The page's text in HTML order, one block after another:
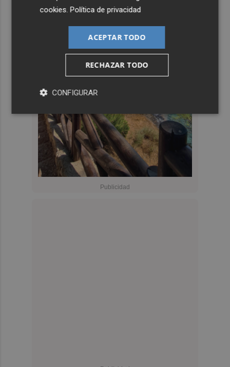
cookies .Política de privacidad
ACEPTAR TODO
RECHAZAR TODO
CONFIGURAR